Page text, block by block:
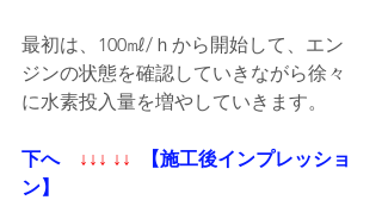
最初は、100㎖/ｈから開始して、エン
ジンの状態を確認していきながら徐々
に水素投入量を増やしていきます。
下へ ↓↓↓ ↓↓
【施工後インプレッショ
ン】